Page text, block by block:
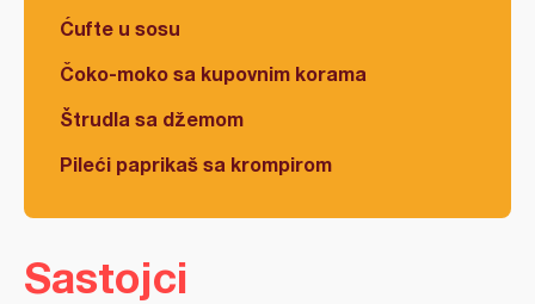
Ćufte u sosu
Čoko-moko sa kupovnim korama
Štrudla sa džemom
Pileći paprikaš sa krompirom
Sastojci